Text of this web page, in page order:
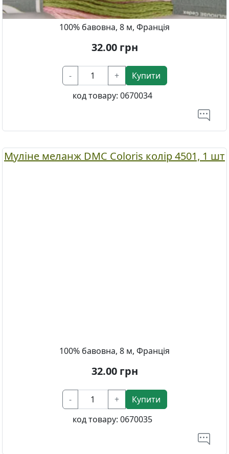
100% бавовна, 8 м, Франція
32.00грн
- +
Купити
код товару: 0670034
Муліне меланж DMC Coloris колір 4501, 1 шт
100% бавовна, 8 м, Франція
32.00грн
- +
Купити
код товару: 0670035